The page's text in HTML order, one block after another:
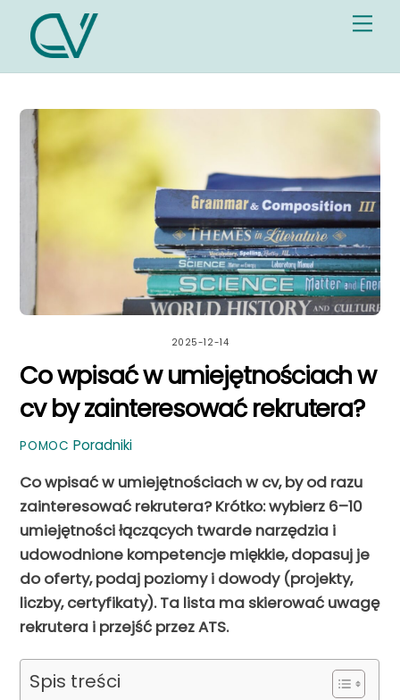
content
2025-12-14
Co wpisać w umiejętnościach w
cv by zainteresować rekrutera?
POMOC Poradniki
Co wpisać w umiejętnościach w cv, by od razu
zainteresować rekrutera? Krótko: wybierz 6–10
umiejętności łączących twarde narzędzia i
udowodnione kompetencje miękkie, dopasuj je
do oferty, podaj poziomy i dowody (projekty,
liczby, certyfikaty).Ta lista ma skierować uwagę
rekrutera i przejść przez ATS.
Spis treści